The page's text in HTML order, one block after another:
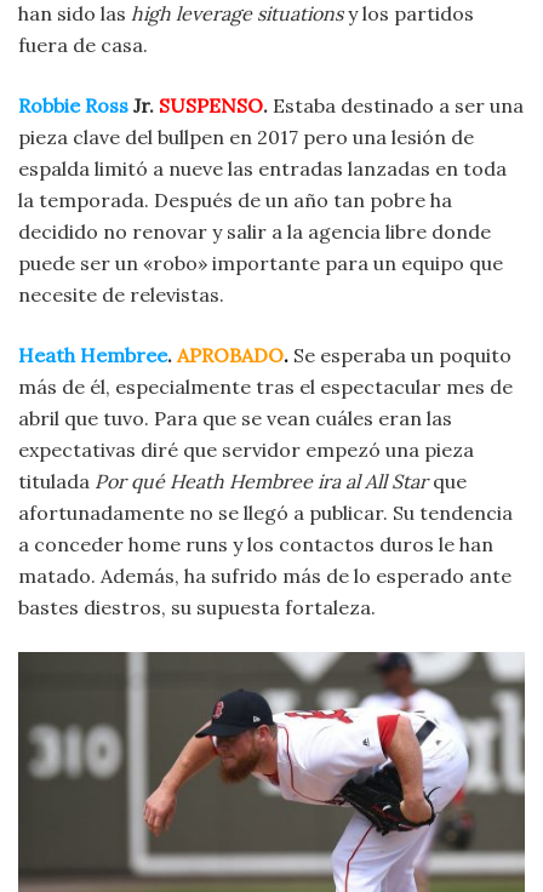
han sido las high leverage situationsy los partidos
fuera de casa.
Robbie Ross Jr. SUSPENSO. Estaba destinado a ser una
pieza clave del bullpen en 2017 pero una lesión de
espalda limitó a nueve las entradas lanzadas en toda
la temporada. Después de un año tan pobre ha
decidido no renovar y salir a la agencia libre donde
puede ser un «robo» importante para un equipo que
necesite de relevistas.
Heath Hembree. APROBADO. Se esperaba un poquito
más de él, especialmente tras el espectacular mes de
abril que tuvo. Para que se vean cuáles eran las
expectativas diré que servidor empezó una pieza
titulada Por qué Heath Hembree ira al All Starque
afortunadamente no se llegó a publicar. Su tendencia
a conceder home runs y los contactos duros le han
matado. Además, ha sufrido más de lo esperado ante
bastes diestros, su supuesta fortaleza.